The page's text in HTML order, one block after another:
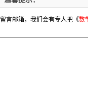
留言邮箱，我们会有专人把《数